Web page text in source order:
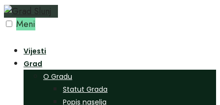
Preskoči
na Meni
Vijesti
Grad
O Gradu
Statut Grada
Popis naselja